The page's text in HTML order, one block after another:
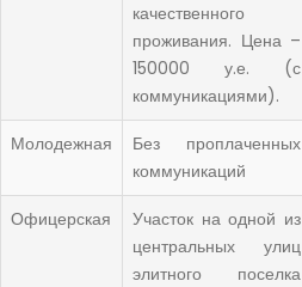
качественного
проживания. Цена –
150000 у.е. (с
коммуникациями).
Молодежная
Без проплаченных
коммуникаций
Офицерская
Участок на одной из
центральных улиц
элитного поселка